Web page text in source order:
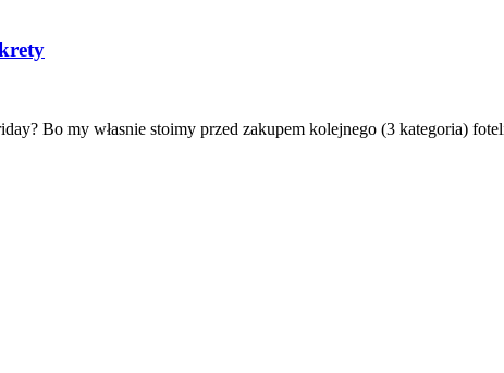
Bo my własnie stoimy przed zakupem kolejnego (3 kategoria)